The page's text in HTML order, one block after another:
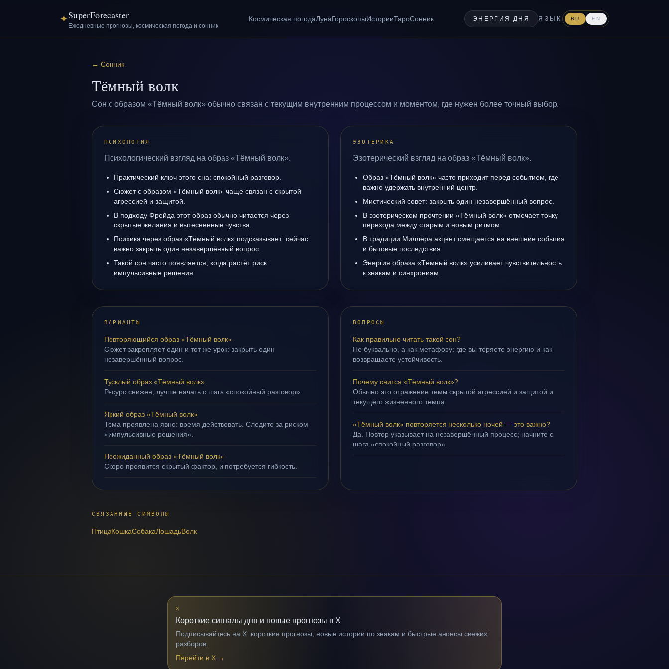
✦SuperForecaster
Ежедневные прогнозы, космическая погода и сонник
Космическая погодаЛунаГороскопыИсторииТароСонник ЭНЕРГИЯ ДНЯ ЯЗЫК RU EN
← Сонник
Тёмный волк
Сон с образом «Тёмный волк» обычно связан с текущим внутренним процессом и моментом, где нужен более точный выбор.
ПСИХОЛОГИЯ
Психологический взгляд на образ «Тёмный волк».
Практический ключ этого сна: спокойный разговор.
Сюжет с образом «Тёмный волк» чаще связан с скрытой
агрессией и защитой.
В подходу Фрейда этот образ обычно читается через
скрытые желания и вытесненные чувства.
Психика через образ «Тёмный волк» подсказывает: сейчас
важно закрыть один незавершённый вопрос.
Такой сон часто появляется, когда растёт риск:
импульсивные решения.
ЭЗОТЕРИКА
Эзотерический взгляд на образ «Тёмный волк».
Образ «Тёмный волк» часто приходит перед событием, где
важно удержать внутренний центр.
Мистический совет: закрыть один незавершённый вопрос.
В эзотерическом прочтении «Тёмный волк» отмечает точку
перехода между старым и новым ритмом.
В традиции Миллера акцент смещается на внешние события
и бытовые последствия.
Энергия образа «Тёмный волк» усиливает чувствительность
к знакам и синхрониям.
ВАРИАНТЫ
Повторяющийся образ «Тёмный волк»
Сюжет закрепляет один и тот же урок: закрыть один
незавершённый вопрос.
Тусклый образ «Тёмный волк»
Ресурс снижен; лучше начать с шага «спокойный разговор».
Яркий образ «Тёмный волк»
Тема проявлена явно: время действовать. Следите за риском
«импульсивные решения».
Неожиданный образ «Тёмный волк»
Скоро проявится скрытый фактор, и потребуется гибкость.
ВОПРОСЫ
Как правильно читать такой сон?
Не буквально, а как метафору: где вы теряете энергию и как
возвращаете устойчивость.
Почему снится «Тёмный волк»?
Обычно это отражение темы скрытой агрессией и защитой и
текущего жизненного темпа.
«Тёмный волк» повторяется несколько ночей — это важно?
Да. Повтор указывает на незавершённый процесс; начните с
шага «спокойный разговор».
СВЯЗАННЫЕ СИМВОЛЫ
ПтицаКошкаСобакаЛошадьВолк
X
Короткие сигналы дня и новые прогнозы в X
Подписывайтесь на X: короткие прогнозы, новые истории по знакам и быстрые анонсы свежих
разборов.
Перейти в X →